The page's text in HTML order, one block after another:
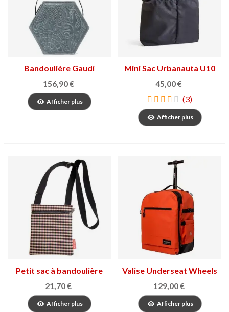
Bandoulière Gaudí
156,90 €
Afficher plus
Mini Sac Urbanauta U10
45,00 €
(3)
Afficher plus
Petit sac à bandoulière
farcell
21,70 €
Afficher plus
Valise Underseat Wheels
129,00 €
Afficher plus